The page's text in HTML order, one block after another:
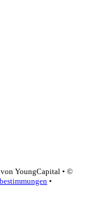
YoungCapital • ©
•